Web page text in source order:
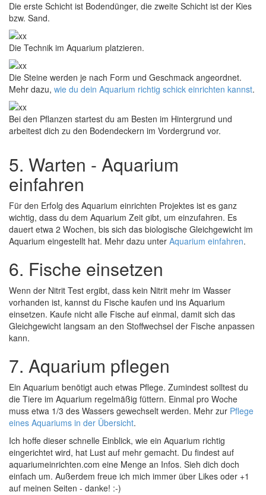
Die erste Schicht ist Bodendünger, die zweite Schicht ist der Kies
bzw. Sand.
Die Technik im Aquarium platzieren.
Die Steine werden je nach Form und Geschmack angeordnet.
Mehr dazu, wie du dein Aquarium richtig schick einrichten kannst.
Bei den Pflanzen startest du am Besten im Hintergrund und
arbeitest dich zu den Bodendeckern im Vordergrund vor.
5. Warten - Aquarium
einfahren
Für den Erfolg des Aquarium einrichten Projektes ist es ganz
wichtig, dass du dem Aquarium Zeit gibt, um einzufahren. Es
dauert etwa 2 Wochen, bis sich das biologische Gleichgewicht im
Aquarium eingestellt hat. Mehr dazu unter Aquarium einfahren.
6. Fische einsetzen
Wenn der Nitrit Test ergibt, dass kein Nitrit mehr im Wasser
vorhanden ist, kannst du Fische kaufen und ins Aquarium
einsetzen. Kaufe nicht alle Fische auf einmal, damit sich das
Gleichgewicht langsam an den Stoffwechsel der Fische anpassen
kann.
7. Aquarium pflegen
Ein Aquarium benötigt auch etwas Pflege. Zumindest solltest du
die Tiere im Aquarium regelmäßig füttern. Einmal pro Woche
muss etwa 1/3 des Wassers gewechselt werden. Mehr zur Pflege
eines Aquariums in der Übersicht.
Ich hoffe dieser schnelle Einblick, wie ein Aquarium richtig
eingerichtet wird, hat Lust auf mehr gemacht. Du findest auf
aquariumeinrichten.com eine Menge an Infos. Sieh dich doch
einfach um. Außerdem freue ich mich immer über Likes oder +1
auf meinen Seiten - danke! :-)